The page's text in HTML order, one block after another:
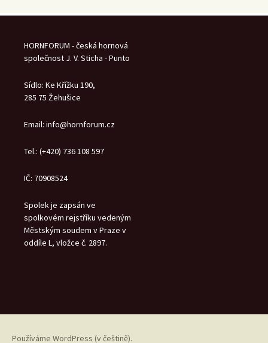
HORNFORUM - česká hornová
společnost J. V. Sticha - Punto
Sídlo: Ke Křížku 190,
285 75 Žehušice
Email: info@hornforum.cz
Tel.: (+420) 736 108 597
IČ: 70908524
Spolek je zapsán ve
spolkovém rejstříku vedeným
Městským soudem v Praze v
oddíle L, vložce č. 2897.
Používáme WordPress (v češtině).